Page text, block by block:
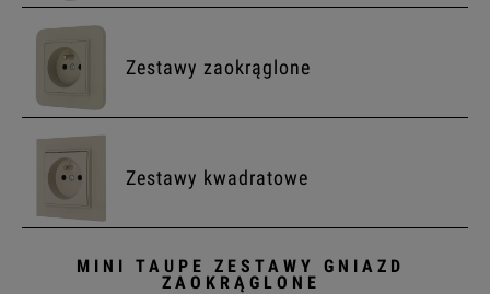
Zestawy zaokrąglone
Zestawy kwadratowe
MINI TAUPE ZESTAWY GNIAZD
ZAOKRĄGLONE